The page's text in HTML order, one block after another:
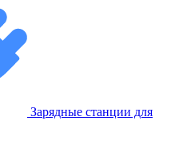
Зарядные станции для